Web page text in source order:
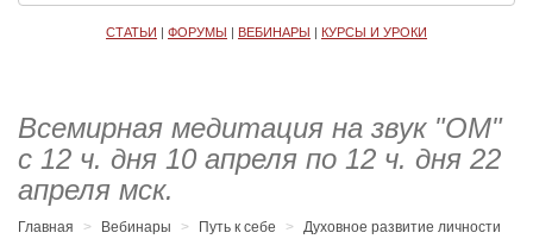
СТАТЬИ | ФОРУМЫ | ВЕБИНАРЫ | КУРСЫ И УРОКИ
Всемирная медитация на звук "ОМ"
с 12 ч. дня 10 апреля по 12 ч. дня 22
апреля мск.
Главная Вебинары Путь к себе
Духовное развитие личности